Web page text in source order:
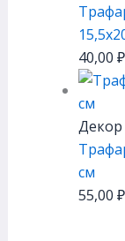
40,00 ₽
Декор
см
55,00 ₽